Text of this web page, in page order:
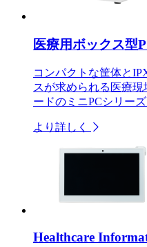
医療用ボックス型
コンパクトな筐体と
スが求められる医療
ードのミニPCシリーズ
より詳しく
Healthcare